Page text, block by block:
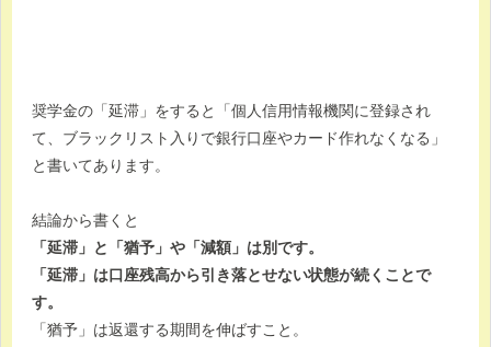
奨学金の「延滞」をすると「個人信用情報機関に登録され
て、ブラックリスト入りで銀行口座やカード作れなくなる」
と書いてあります。
結論から書くと
「延滞」と「猶予」や「減額」は別です。
「延滞」は口座残高から引き落とせない状態が続くことで
す。
「猶予」は返還する期間を伸ばすこと。